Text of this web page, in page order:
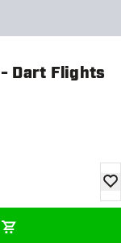
Dart Flights
Zur